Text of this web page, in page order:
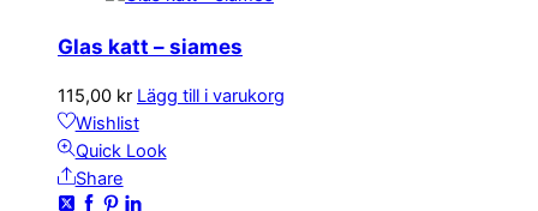
Glas katt – siames
115,00 kr Lägg till i varukorg
Wishlist
Quick Look
Share